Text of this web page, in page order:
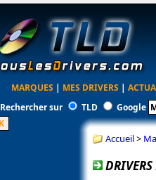
MARQUES | MES DRIVERS |
Rechercher sur
TLD Google
Accueil>